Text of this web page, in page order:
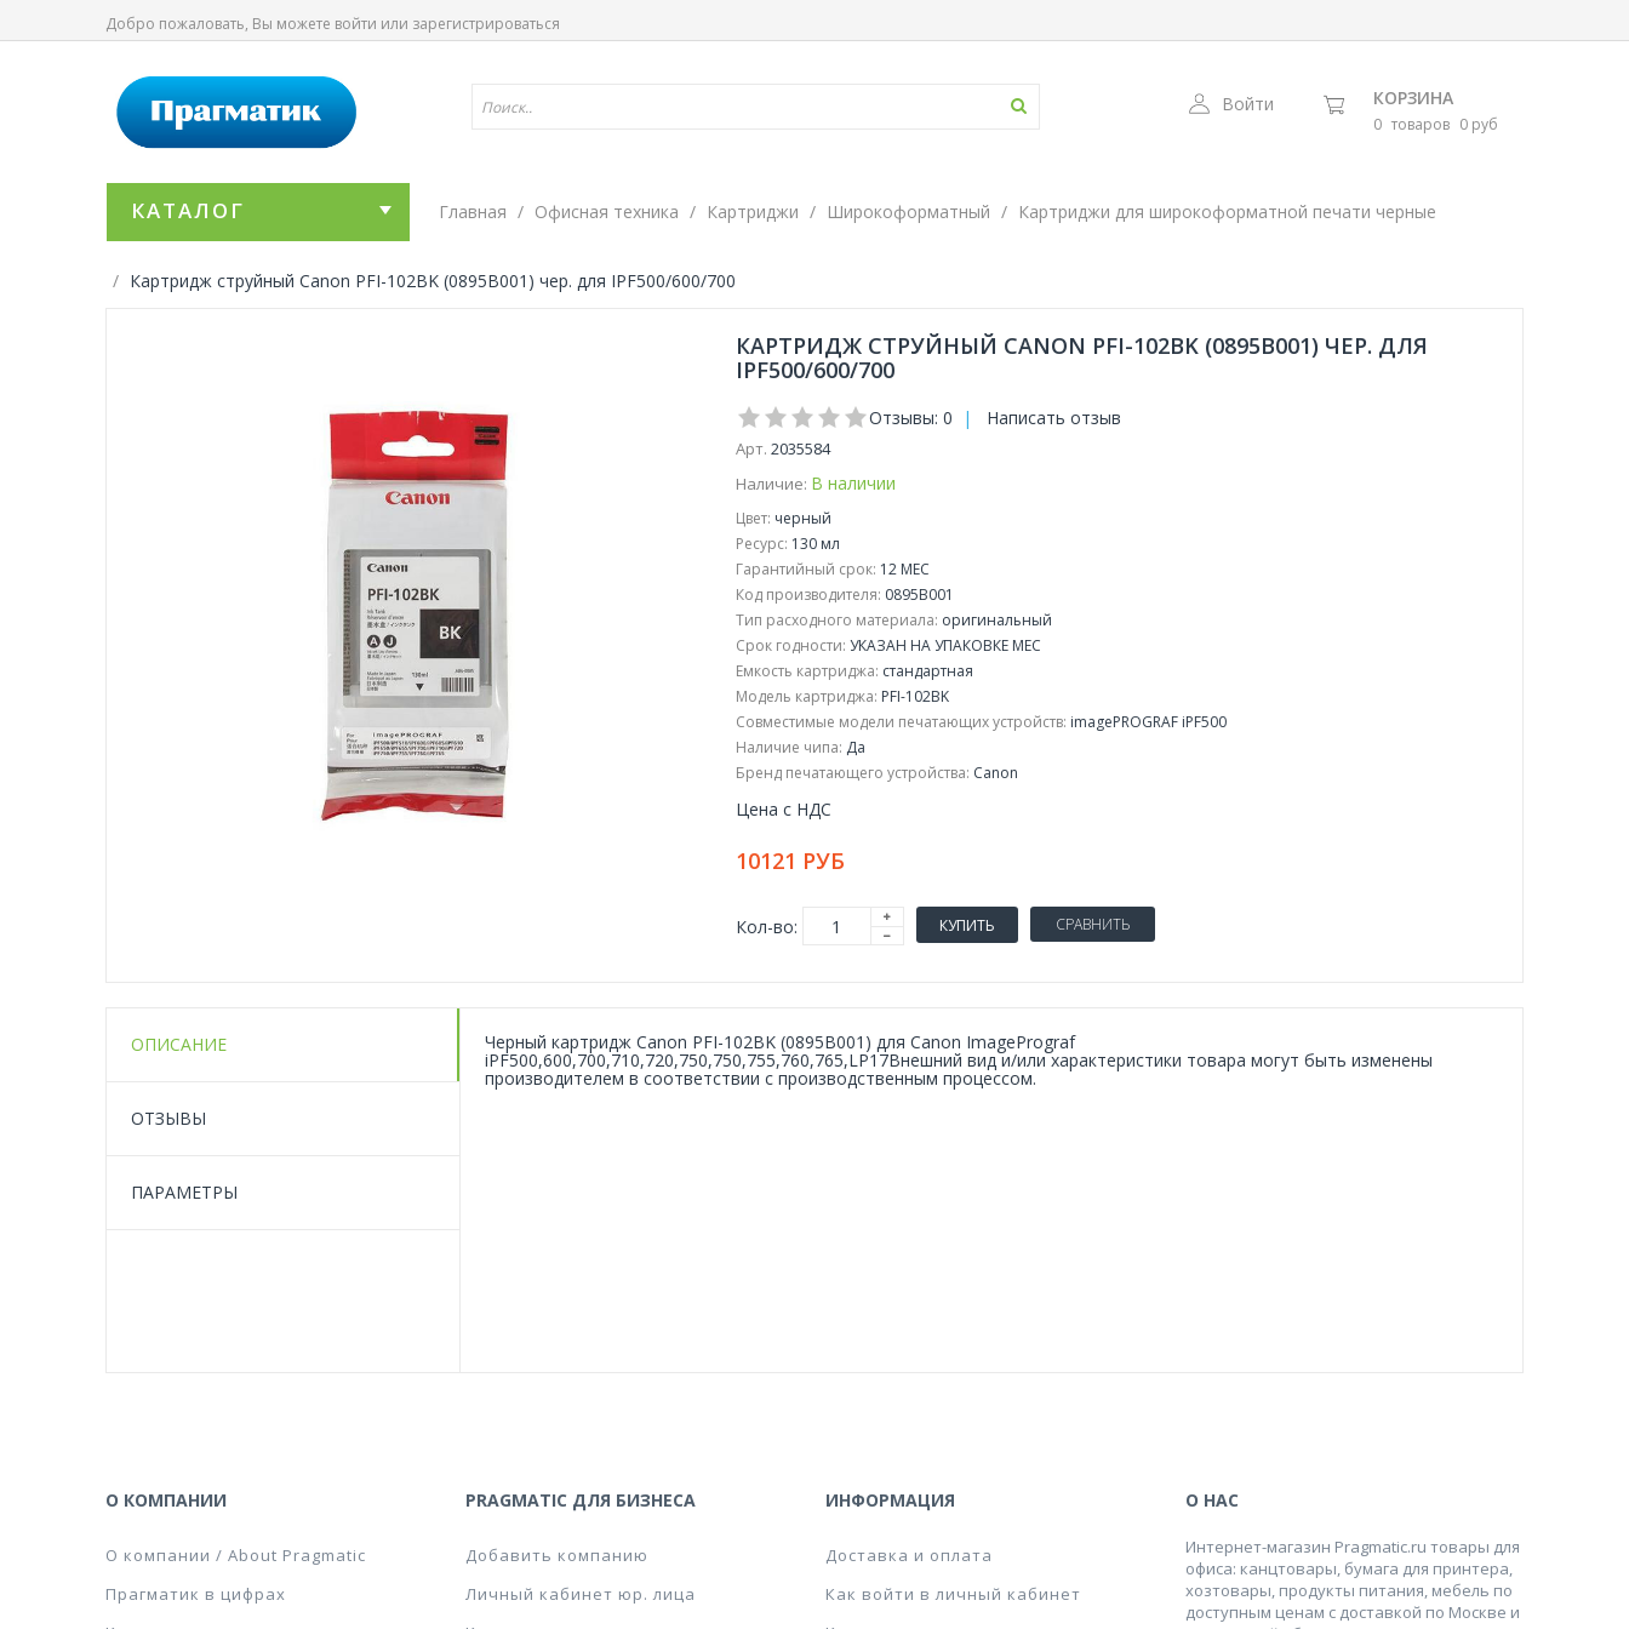
Добро пожаловать, Вы можете войти или зарегистрироваться
Войти КОРЗИНА
0 товаров 0 руб
КАТАЛОГ Главная Офисная техника Картриджи Широкоформатный Картриджи для широкоформатной печати черные
Картридж струйный Canon PFI-102BK (0895B001) чер. для IPF500/600/700
КАРТРИДЖ СТРУЙНЫЙ CANON PFI-102BK (0895B001) ЧЕР. ДЛЯ
IPF500/600/700
Отзывы: 0 | Написать отзыв
Арт. 2035584
Наличие: В наличии
Цвет: черный
Ресурс: 130 мл
Гарантийный срок: 12 МЕС
Код производителя: 0895B001
Тип расходного материала: оригинальный
Срок годности: УКАЗАН НА УПАКОВКЕ МЕС
Емкость картриджа: стандартная
Модель картриджа: PFI-102BK
Совместимые модели печатающих устройств: imagePROGRAF iPF500
Наличие чипа: Да
Бренд печатающего устройства: Canon
Цена с НДС
10121 РУБ
Кол-во: КУПИТЬ СРАВНИТЬ
ОПИСАНИЕ
ОТЗЫВЫ
ПАРАМЕТРЫ
Черный картридж Canon PFI-102BK (0895B001) для Canon ImagePrograf
iPF500,600,700,710,720,750,750,755,760,765,LP17Внешний вид и/или характеристики товара могут быть изменены
производителем в соответствии с производственным процессом.
О КОМПАНИИ
О компании / About Pragmatic
Прагматик в цифрах
PRAGMATIC ДЛЯ БИЗНЕСА
Добавить компанию
Личный кабинет юр. лица
ИНФОРМАЦИЯ
Доставка и оплата
Как войти в личный кабинет
О НАС
Интернет-магазин Pragmatic.ru товары для
офиса: канцтовары, бумага для принтера,
хозтовары, продукты питания, мебель по
доступным ценам с доставкой по Москве и